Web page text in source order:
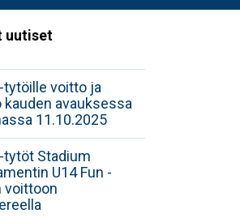
uutiset
tytöille voitto ja
kauden avauksessa
11.10.2025
tytöt Stadium
U14 Fun -
voittoon